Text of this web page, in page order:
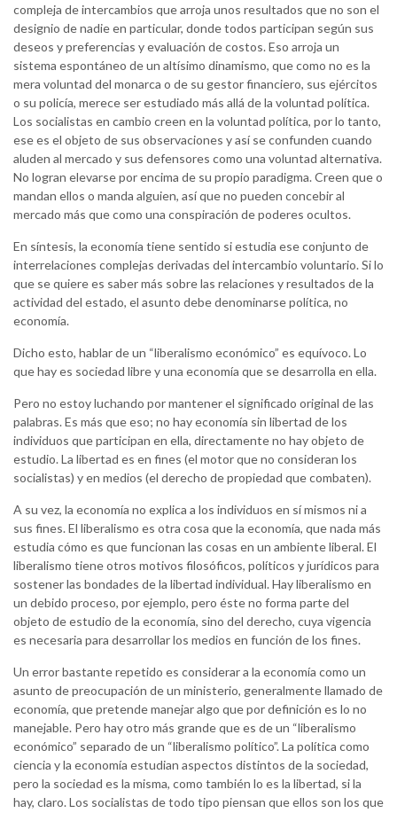
compleja de intercambios que arroja unos resultados que no son el
designio de nadie en particular, donde todos participan según sus
deseos y preferencias y evaluación de costos. Eso arroja un
sistema espontáneo de un altísimo dinamismo, que como no es la
mera voluntad del monarca o de su gestor financiero, sus ejércitos
o su policía, merece ser estudiado más allá de la voluntad política.
Los socialistas en cambio creen en la voluntad política, por lo tanto,
ese es el objeto de sus observaciones y así se confunden cuando
aluden al mercado y sus defensores como una voluntad alternativa.
No logran elevarse por encima de su propio paradigma. Creen que o
mandan ellos o manda alguien, así que no pueden concebir al
mercado más que como una conspiración de poderes ocultos.
En síntesis, la economía tiene sentido si estudia ese conjunto de
interrelaciones complejas derivadas del intercambio voluntario. Si lo
que se quiere es saber más sobre las relaciones y resultados de la
actividad del estado, el asunto debe denominarse política, no
economía.
Dicho esto, hablar de un “liberalismo económico” es equívoco. Lo
que hay es sociedad libre y una economía que se desarrolla en ella.
Pero no estoy luchando por mantener el significado original de las
palabras. Es más que eso; no hay economía sin libertad de los
individuos que participan en ella, directamente no hay objeto de
estudio. La libertad es en fines (el motor que no consideran los
socialistas) y en medios (el derecho de propiedad que combaten).
A su vez, la economía no explica a los individuos en sí mismos ni a
sus fines. El liberalismo es otra cosa que la economía, que nada más
estudia cómo es que funcionan las cosas en un ambiente liberal. El
liberalismo tiene otros motivos filosóficos, políticos y jurídicos para
sostener las bondades de la libertad individual. Hay liberalismo en
un debido proceso, por ejemplo, pero éste no forma parte del
objeto de estudio de la economía, sino del derecho, cuya vigencia
es necesaria para desarrollar los medios en función de los fines.
Un error bastante repetido es considerar a la economía como un
asunto de preocupación de un ministerio, generalmente llamado de
economía, que pretende manejar algo que por definición es lo no
manejable. Pero hay otro más grande que es de un “liberalismo
económico” separado de un “liberalismo político”. La política como
ciencia y la economía estudian aspectos distintos de la sociedad,
pero la sociedad es la misma, como también lo es la libertad, si la
hay, claro. Los socialistas de todo tipo piensan que ellos son los que